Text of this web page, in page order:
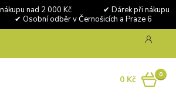
nákupu nad 2 000 Kč ✔ Dárek při nákupu
odběr v Černošicích a Praze 6
0
0 Kč